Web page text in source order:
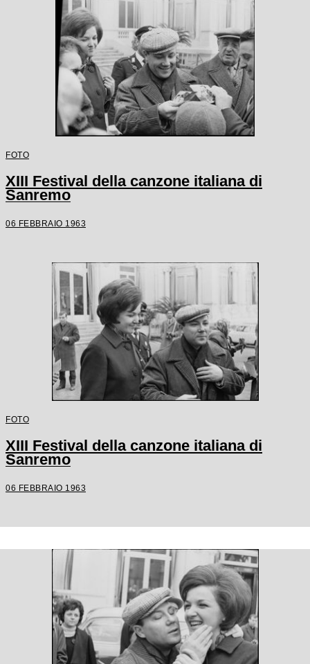
FOTO
XIII Festival della canzone italiana di
Sanremo
06 FEBBRAIO 1963
FOTO
XIII Festival della canzone italiana di
Sanremo
06 FEBBRAIO 1963